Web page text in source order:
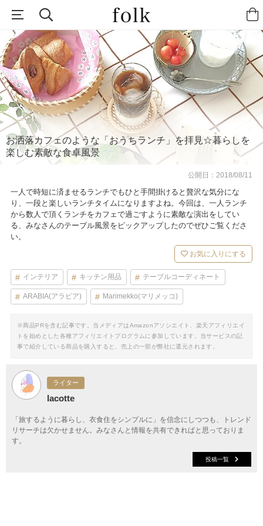
お洒落カフェのような「おうちランチ」を拝見☆暮らしを
楽しむ素敵な食卓風景
公開日：2018/08/11
一人で時短に済ませるランチでもひと手間掛けると贅沢な気分にな
り、一段と楽しいランチタイムになりますよね。今回は、一人ランチ
から数人で頂くランチをカフェで過ごすように素敵な演出をしてい
る、みなさんのテーブル風景をピックアップしたのでぜひご覧くださ
い。
お気に入りにする
インテリア キッチン用品 テーブルコーディネート
ARABIA(アラビア) Marimekko(マリメッコ)
※商品PRを含む記事です。当メディアはAmazonアソシエイト、楽天アフィリエイ
トを始めとした各種アフィリエイトプログラムに参加しています。当サービスの記
事で紹介している商品を購入すると、売上の一部が弊社に還元されます。
ライター
lacotte
「旅するように暮らし、衣食住をシンプルに」を信念にしつつも、トレンド
リサーチは欠かせません。みなさんと情報を共有できればと思っておりま
す。
投稿一覧